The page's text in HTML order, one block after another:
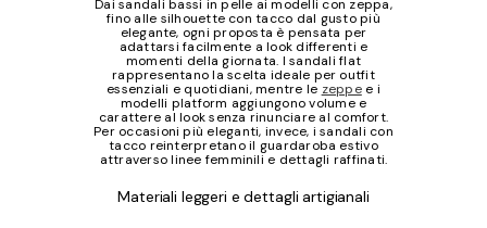
Dai sandali bassi in pelle ai modelli con zeppa,
fino alle silhouette con tacco dal gusto più
elegante, ogni proposta è pensata per
adattarsi facilmente a look differenti e
momenti della giornata. I sandali flat
rappresentano la scelta ideale per outfit
essenziali e quotidiani, mentre le zeppee i
modelli platform aggiungono volume e
carattere al look senza rinunciare al comfort.
Per occasioni più eleganti, invece, i sandali con
tacco reinterpretano il guardaroba estivo
attraverso linee femminili e dettagli raffinati.
Materiali leggeri e dettagli artigianali